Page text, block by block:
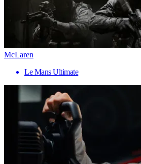
McLaren
Le Mans Ultimate